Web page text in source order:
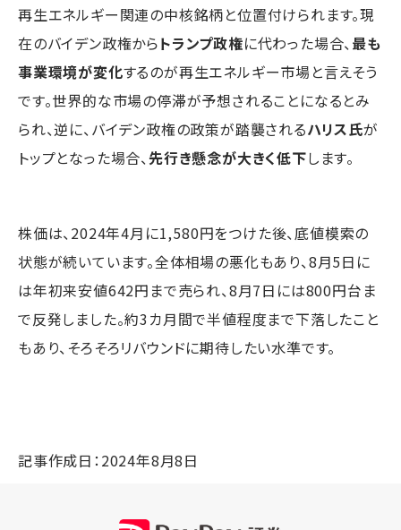
再生エネルギー関連の中核銘柄と位置付けられます。現
在のバイデン政権からトランプ政権に代わった場合、 最も
事業環境が変化するのが再生エネルギー市場と言えそう
です。世界的な市場の停滞が予想されることになるとみ
られ、逆に、バイデン政権の政策が踏襲されるハリス氏が
トップとなった場合、 先行き懸念が大きく低下します。
株価は、2024年4月に1,580円をつけた後、底値模索の
状態が続いています。全体相場の悪化もあり、8月5日に
は年初来安値642円まで売られ、8月7日には800円台ま
で反発しました。約3カ月間で半値程度まで下落したこと
もあり、そろそろリバウンドに期待したい水準です。
記事作成日：2024年8月8日